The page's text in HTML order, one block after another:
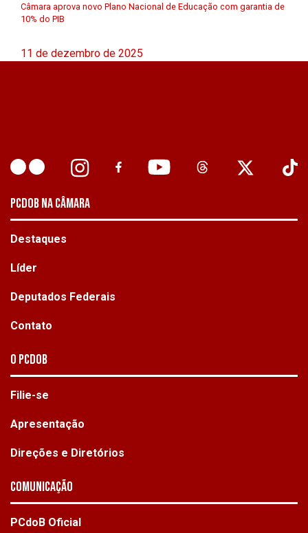
Câmara aprova novo Plano Nacional de Educação com garantia de
10% do PIB
11 de dezembro de 2025
PCDOB NA CÂMARA
Destaques
Líder
Deputados Federais
Contato
O PCdoB
Filie-se
Apresentação
Direções e Diretórios
Comunicação
PCdoB Oficial